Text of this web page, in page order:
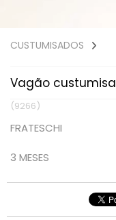
CUSTUMISADOS
Vagão
(9266)
FRATESCHI
3 MESES